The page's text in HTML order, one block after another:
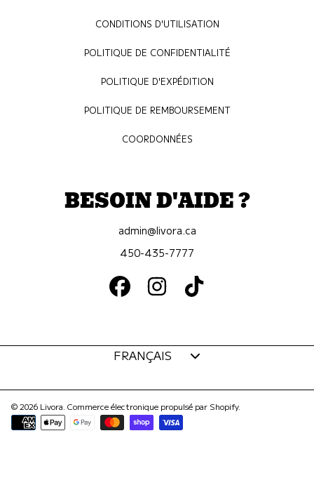
CONDITIONS D'UTILISATION
POLITIQUE DE CONFIDENTIALITÉ
POLITIQUE D'EXPÉDITION
POLITIQUE DE REMBOURSEMENT
COORDONNÉES
BESOIN D'AIDE ?
admin@livora.ca
450-435-7777
FACEBOOKINSTAGRAMTIKTOK
© 2026 Livora. Commerce électronique propulsé par Shopify.
Modes
de
FRANÇAIS